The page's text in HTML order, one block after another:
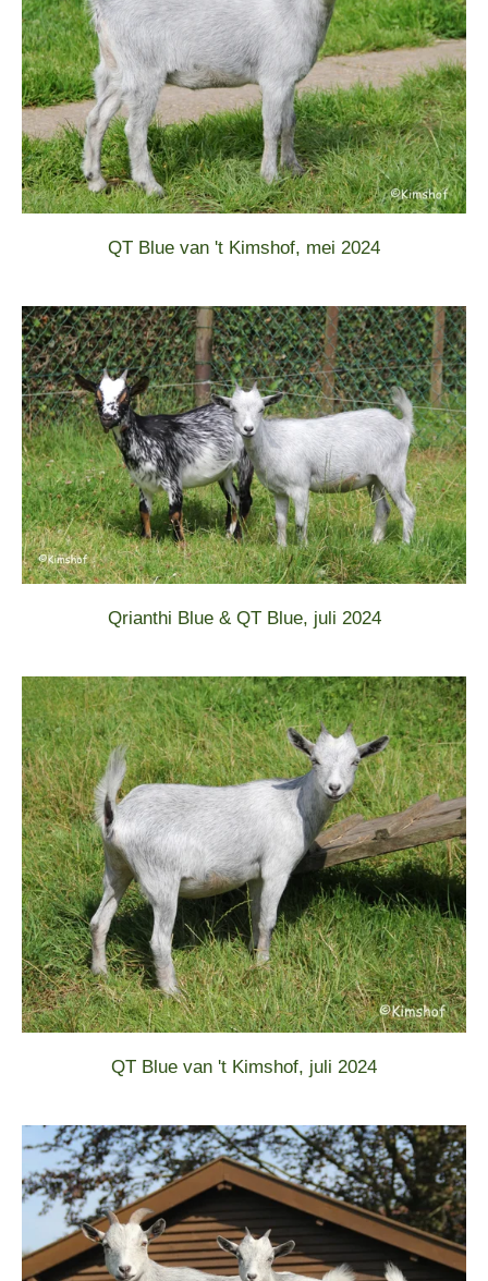
QT Blue van 't Kimshof, mei 2024
Qrianthi Blue & QT Blue, juli 2024
QT Blue van 't Kimshof, juli 2024